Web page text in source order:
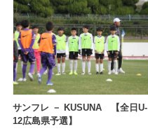
サンフレ － KUSUNA 【全日U-
12広島県予選】